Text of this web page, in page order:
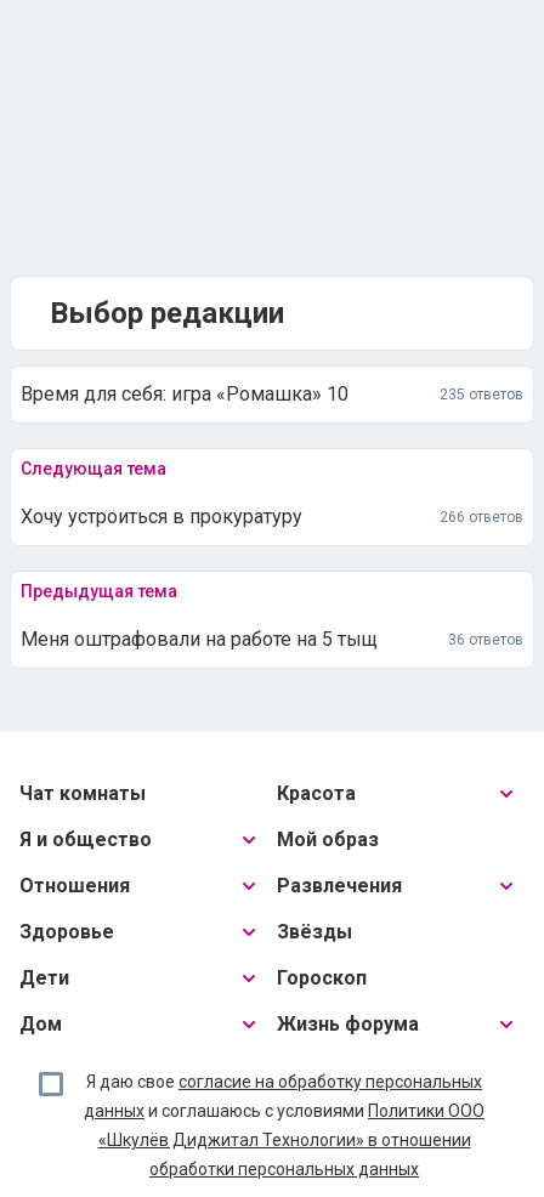
Выбор редакции
Время для себя: игра «Ромашка» 10 235 ответов
Следующая тема
Хочу устроиться в прокуратуру 266 ответов
Предыдущая тема
Меня оштрафовали на работе на 5 тыщ 36 ответов
Чат комнаты
Я и общество
Отношения
Здоровье
Дети
Дом
Красота
Мой образ
Развлечения
Звёзды
Гороскоп
Жизнь форума
Я даю свое согласие на обработку персональных
данныхи соглашаюсь с условиями Политики ООО
«Шкулёв Диджитал Технологии» в отношении
обработки персональных данных